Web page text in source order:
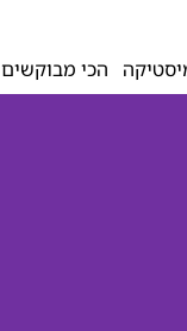
הכי מבוקשים